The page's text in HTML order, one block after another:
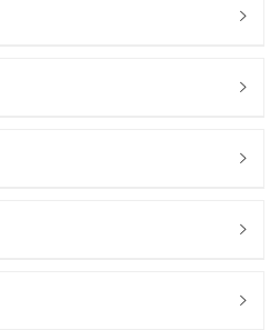




